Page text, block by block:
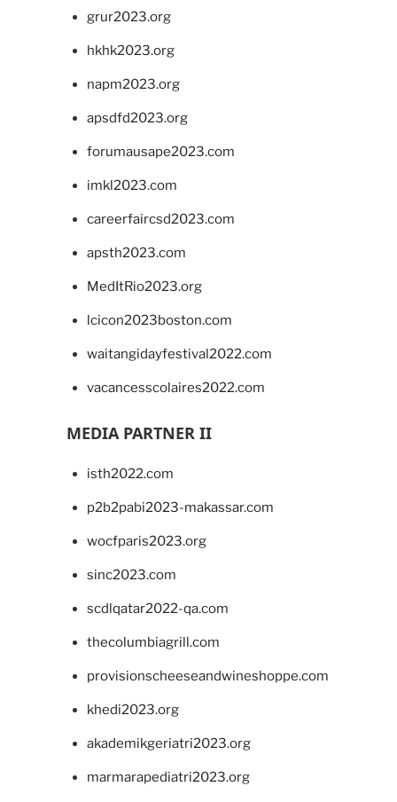
grur2023.org
hkhk2023.org
napm2023.org
apsdfd2023.org
forumausape2023.com
imkl2023.com
careerfaircsd2023.com
apsth2023.com
MedItRio2023.org
lcicon2023boston.com
waitangidayfestival2022.com
vacancesscolaires2022.com
MEDIA PARTNER II
isth2022.com
p2b2pabi2023-makassar.com
wocfparis2023.org
sinc2023.com
scdlqatar2022-qa.com
thecolumbiagrill.com
provisionscheeseandwineshoppe.com
khedi2023.org
akademikgeriatri2023.org
marmarapediatri2023.org